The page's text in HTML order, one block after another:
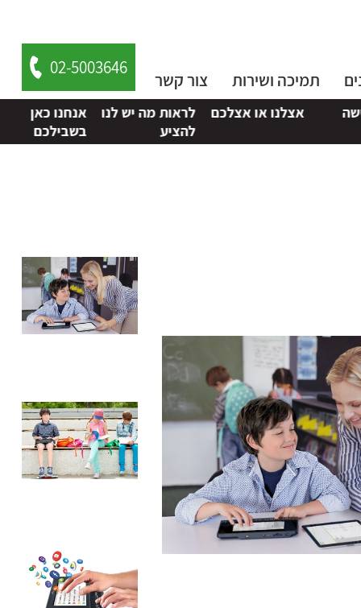
תמיכה ושירות צור קשר
02-5003646
אצלנו או אצלכם
לראות מה יש לנו
להציע
אנחנו כאן
בשבילכם